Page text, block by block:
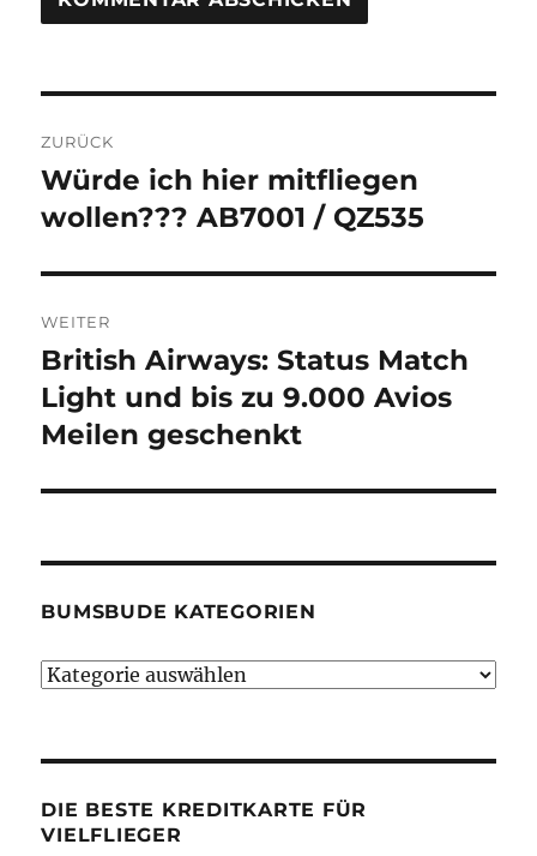
ZURÜCK
Vorheriger
Beitrag:
Würde ich hier mitfliegen
wollen??? AB7001 / QZ535
WEITER
Nächster
Beitrag:
British Airways: Status Match
Light und bis zu 9.000 Avios
Meilen geschenkt
BUMSBUDE KATEGORIEN
Bumsbude
DIE BESTE KREDITKARTE FÜR
VIELFLIEGER